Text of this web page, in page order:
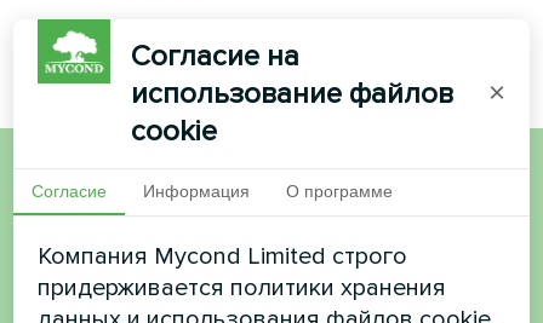
Хотите купить или у вас
есть вопросы?
Согласие на
использование файлов
cookie
×
Согласие Информация О программе
Компания Mycond Limited строго
придерживается политики хранения